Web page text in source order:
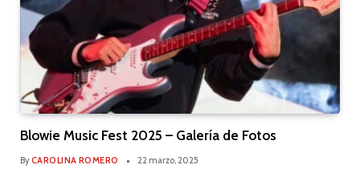
Blowie Music Fest 2025 – Galería de Fotos
ByCAROLINA ROMERO 22 marzo, 2025